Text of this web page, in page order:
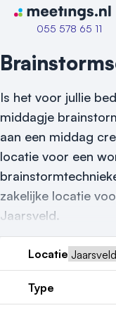
Naar home van
055 578 65 11
Vraag
Locatiegids
Is het voor jullie
middagje
aan een middag
locatie voor een
zakelijke locatie
Jaarsveld.
Locatie
Type